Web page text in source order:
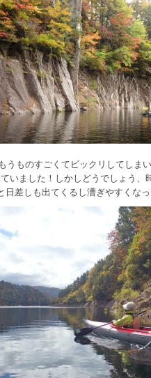
うものすごくてビックリしてしま
いました！しかしどうでしょう、
日差しも出てくるし漕ぎやすくな